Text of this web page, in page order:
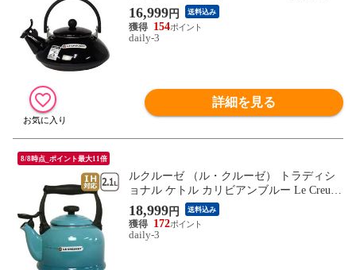
沖縄は990円加算】 lecox533
16,999円 送料込み
154
daily-3
詳細を見る
8/8時点_ポイント最大11倍
ルクルーゼ （ル・クルーゼ） トラディシ
ョナル ケトル カリビアンブルー Le Creuset
【北海道・沖縄は990円加算】 lec525cr
18,999円 送料込み
172
daily-3